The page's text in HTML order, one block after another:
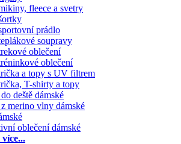
fleece a svetry
prádlo
soupravy
oblečení
oblečení
a topy s UV filtrem
T-shirty a topy
deště dámské
merino vlny dámské
oblečení dámské